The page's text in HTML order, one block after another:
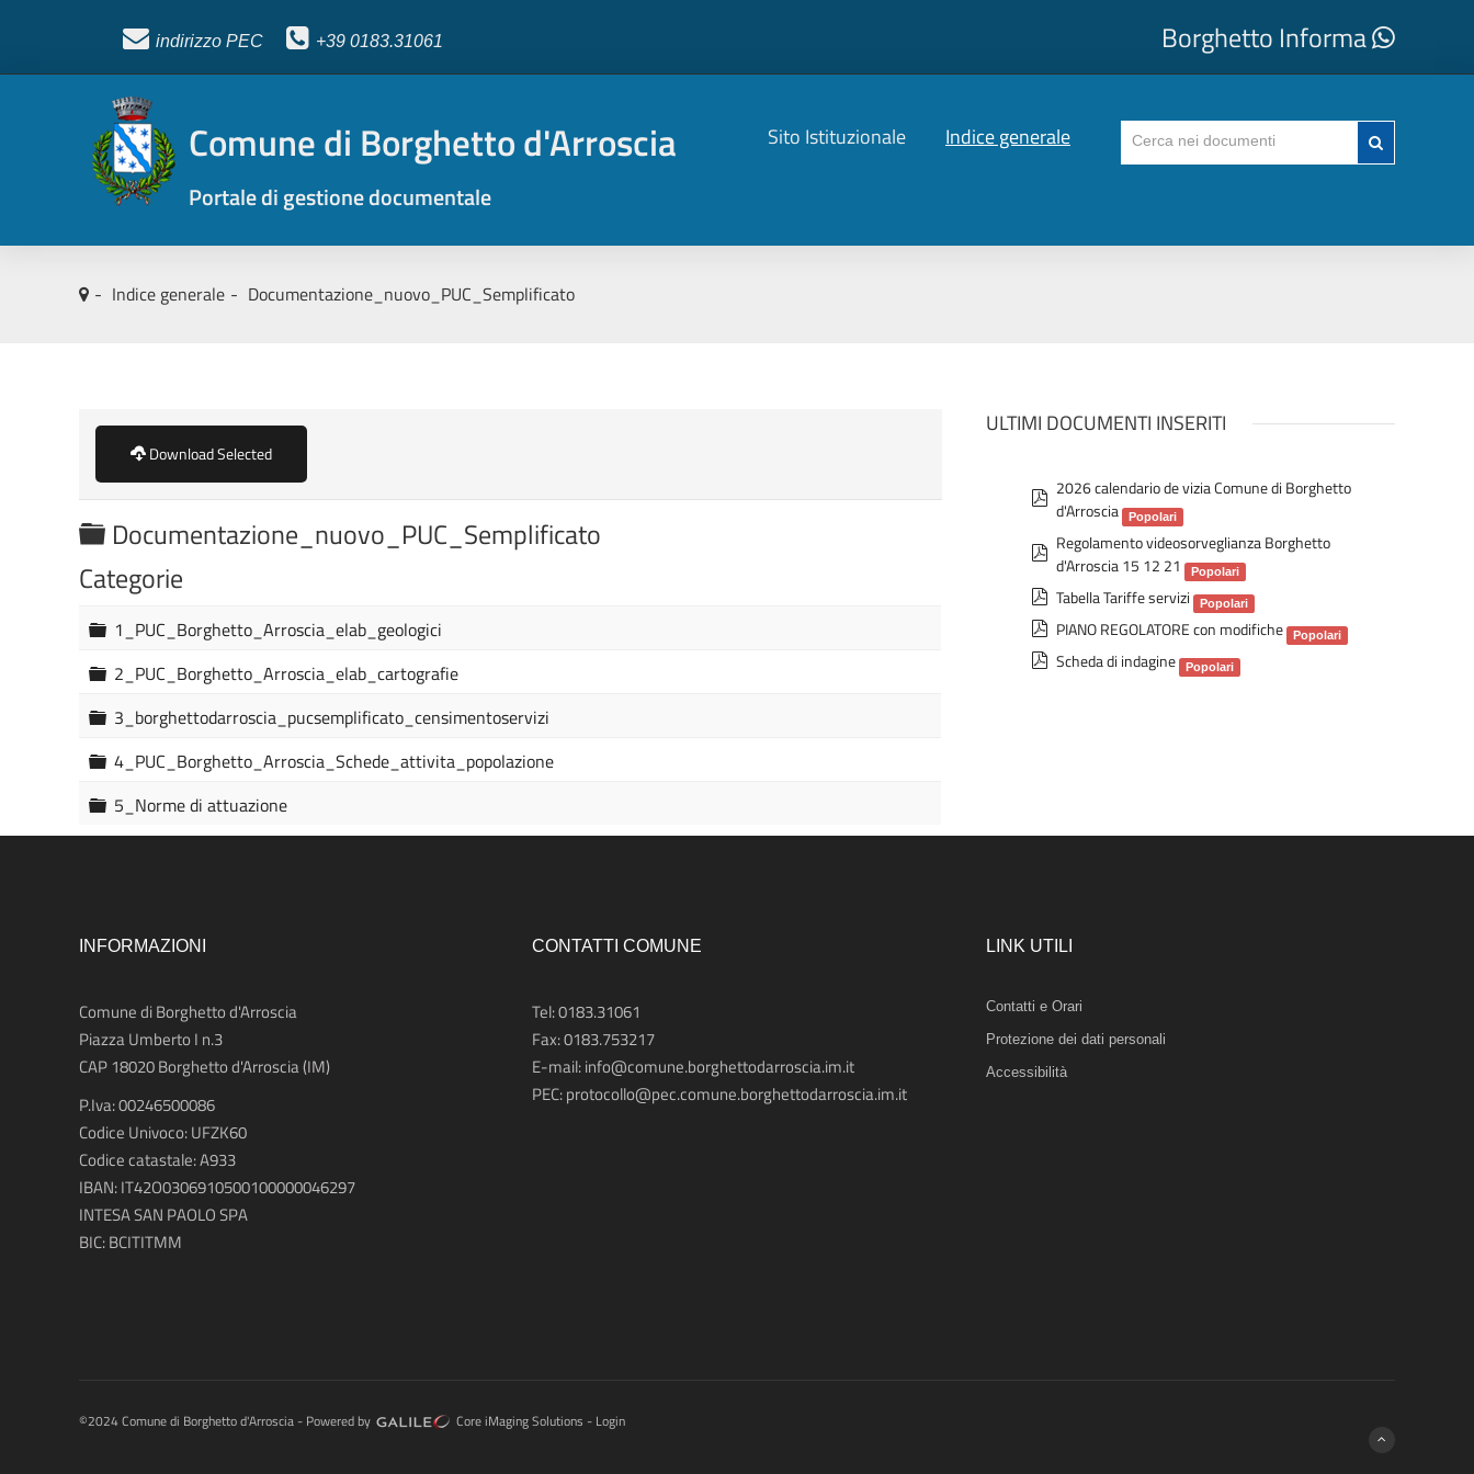
indirizzo PEC +39 0183.31061 Borghetto Informa
Comune di Borghetto d'Arroscia
Portale di gestione documentale
Sito Istituzionale Indice generale
Indice generale Documentazione_nuovo_PUC_Semplificato
Download Selected
C
a
r
t
e
l
a
Documentazione_nuovo_PUC_Semplificato
Categorie
C
r
e
l
1_PUC_Borghetto_Arroscia_elab_geologici
C
r
e
l
2_PUC_Borghetto_Arroscia_elab_cartografie
C
r
e
3_borghettodarroscia_pucsemplificato_censimentoservizi
C
r
4_PUC_Borghetto_Arroscia_Schede_attivita_popolazione
C
l
a
5_Norme di attuazione
ULTIMI DOCUMENTI INSERITI
p
f
2026 calendario de vizia Comune di Borghetto
d'Arroscia
Popolari
p
f
Regolamento videosorveglianza Borghetto
d'Arroscia 15 12 21
Popolari
p
d
f
Tabella Tariffe servizi Popolari
p
d
f
PIANO REGOLATORE con modifiche Popolari
p Scheda di indagine Popolari
INFORMAZIONI
Comune di Borghetto d'Arroscia
Piazza Umberto I n.3
CAP 18020Borghetto d'Arroscia (IM)
P.Iva: 00246500086
Codice Univoco: UFZK60
Codice catastale: A933
IBAN: IT42O0306910500100000046297
INTESA SAN PAOLO SPA
BIC: BCITITMM
CONTATTI COMUNE
Tel: 0183.31061
Fax: 0183.753217
E-mail:info@comune.borghettodarroscia.im.it
PEC:protocollo@pec.comune.borghettodarroscia.im.it
LINK UTILI
Contatti e Orari
Protezione dei dati personali
Accessibilità
©2024 Comune di Borghetto d'Arroscia - Powered by Core iMaging Solutions - Login